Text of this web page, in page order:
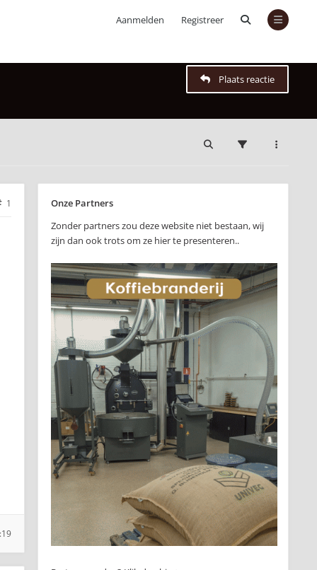
Aanmelden Registreer
Plaats reactie
1
Onze Partners
Zonder partners zou deze website niet bestaan, wij
zijn dan ook trots om ze hier te presenteren..